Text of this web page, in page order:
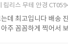
림리스 무테 안경
데 최고입니다 배송
주 꼼꼼하게 찍어서